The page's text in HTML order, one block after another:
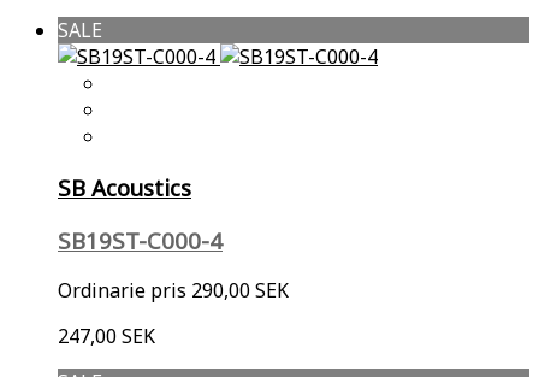
SALE
SB Acoustics
SB19ST-C000-4
Ordinarie pris 290,00 SEK
247,00 SEK